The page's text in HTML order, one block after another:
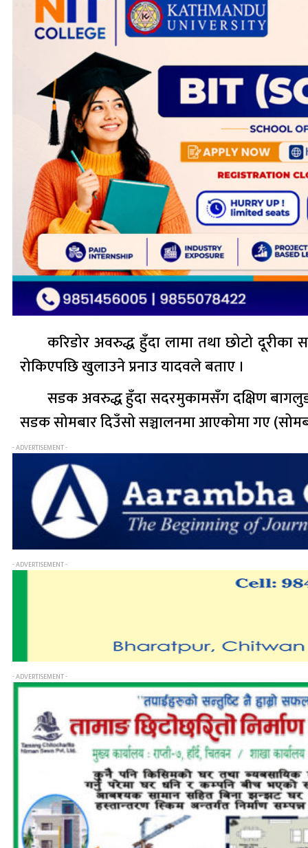
करिडोर अवरुद्ध हुँदा लामा तथा छोटो
रोकिएपछि खुलाउने प्रनाउ यादवले बताए ।
सडक अवरुद्ध हुँदा सदरमुकामसँग दक्षिण
सडक सोमबार दिउँसो सञ्चालनमा आएकोमा गए
- ADVERTISEMENT -
- ADVERTISEMENT -
- ADVERTISEMENT -